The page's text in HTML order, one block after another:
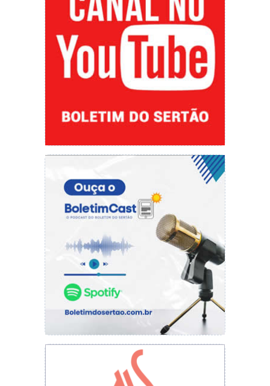
Serviços Gerais; 02 Técnicos Fiscais da Receita
Municipal; 02 Analistas de Suporte de
Informática; 01 Auditor Fiscal da Receita
Municipal; 01 Motoboy; 01 Fiscal de Serviços
Públicos; 01 Eletricista
Até o dia 30 de junho de 2021:04 Auxiliares
de Serviços Gerais; 01 Fiscal de Obras e
Postura; 01 Fiscal de Serviços Públicos; 01
Motoboy; 01 Administrador de Empresas; 01
Analista de Suporte de Informática; 01 Auditor
Fiscal da Receita Municipal; 01 Engenheiro
Agronômico; 02 Técnicos Fiscais da Receita
Municipal.
O texto discorre ainda que o não cumprimento
do acordo acarretará em multa de R$
50.000,00. O compromisso será fiscalizado
pelo Ministério Público do Trabalho
Procuradoria do Trabalho no Município de
Picos/PI.